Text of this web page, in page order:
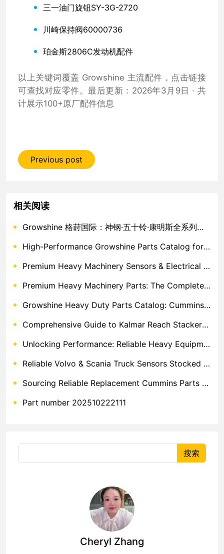
三一油门旋钮SY-3G-2720
川崎保持阀60000736
珀金斯2806C发动机配件
以上关键词覆盖 Growshine 主流配件，点击链接
可查找对应零件。最后更新：2026年3月9日 · 共
计展示100+原厂配件信息
Previous post
相关阅读
Growshine 格莳国际：神钢·五十铃·康明斯全系列工程机械配件 2026年3月9日
High-Performance Growshine Parts Catalog for Cummins Engines
Premium Heavy Machinery Sensors & Electrical Components
Premium Heavy Machinery Parts: The Complete Replacement Guide
Growshine Heavy Duty Parts Catalog: Cummins, Komatsu & Dongfeng Solutions
Comprehensive Guide to Kalmar Reach Stacker Parts & Dana Spicer Sensors
Unlocking Performance: Reliable Heavy Equipment ECM & Wiring Harness Alternatives
Reliable Volvo & Scania Truck Sensors Stocked in China – Growshine International
Sourcing Reliable Replacement Cummins Parts for Global Export Success
Part number 202510222111
搜索
Cheryl Zhang